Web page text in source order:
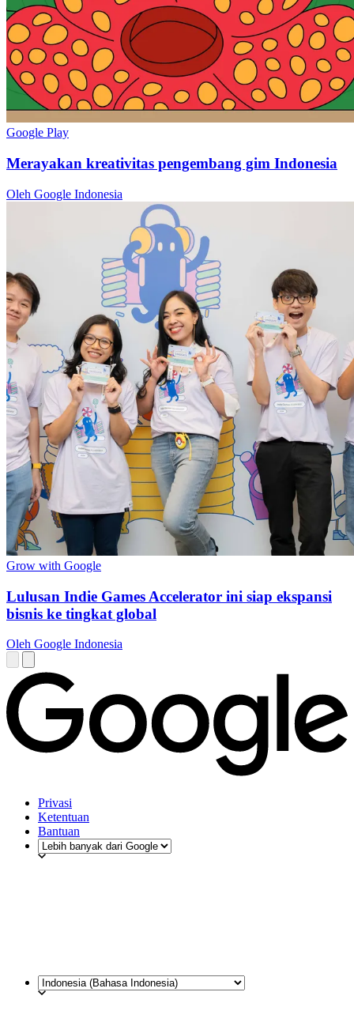
Google Play
Merayakan kreativitas pengembang gim Indonesia
Oleh Google Indonesia
Grow with Google
Lulusan Indie Games Accelerator ini siap ekspansi
bisnis ke tingkat global
Oleh Google Indonesia
Privasi
Ketentuan
Bantuan